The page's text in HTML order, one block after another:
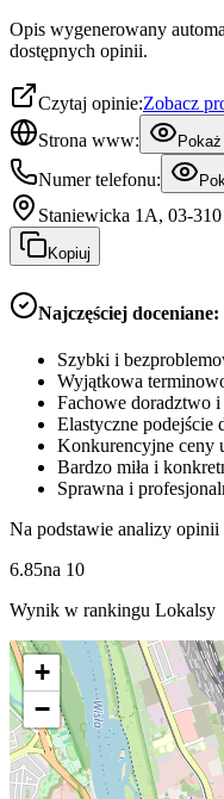
Opis wygenerowany
dostępnych opinii.
Czytaj opinie:Zobacz
Strona www:
Numer telefonu:
Staniewicka 1A, 03-
Kopiuj
Najczęściej doceniane:
Szybki i
Wyjątkowa
Fachowe doradztwo
Elastyczne
Konkurencyjne ceny
Bardzo miła i
Sprawna i
Na podstawie analizy opinii
6.85na 10
Wynik w rankingu Lokalsy
+
−